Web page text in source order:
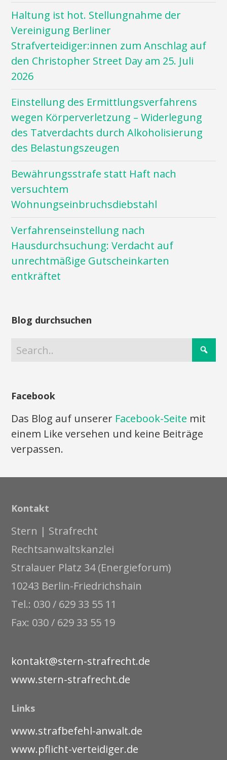
Haltung ist hot. Stellungnahme der
Vereinigung Berliner
Strafverteidiger:innen zum Anschlag auf
den Christopher Street Day am 25. Juli
2026
Einstellung des Ermittlungsverfahrens
wegen Körperverletzung – Widerlegung
des Tatverdachts durch Alkoholisierung
des Belastungszeugen
Bewährungsstrafe statt Haft nach
versuchtem
Wohnungseinbruchsdiebstahl
Verfahrenseinstellung nach
Hausdurchsuchung: Verdacht auf
unrechtmäßige Gutscheinkarten
entkräftet
Blog durchsuchen
Facebook
Das Blog auf unserer Facebook-Seite mit
einem Like versehen und keine Beiträge
verpassen.
Kontakt
Stern | Strafrecht
Rechtsanwaltskanzlei
Stralauer Platz 34 (Energieforum)
10243 Berlin-Friedrichshain
Tel.: 030 / 629 33 55 11
Fax: 030 / 629 33 55 19
kontakt@stern-strafrecht.de
www.stern-strafrecht.de
Links
www.strafbefehl-anwalt.de
www.pflicht-verteidiger.de